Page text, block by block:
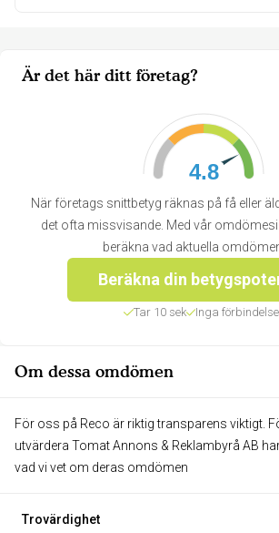
Är det här ditt företag?
4.8
När företags snittbetyg räknas på få eller
det ofta missvisande. Med vår
beräkna vad aktuella
Beräkna din
Tar 10 sek Inga
Om dessa omdömen
För oss på Reco är riktig transparens viktigt.
utvärdera Tomat Annons & Reklambyrå AB
vad vi vet om deras omdömen
Trovärdighet